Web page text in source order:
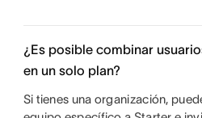
¿Es posible combinar
en un solo plan?
Si tienes una organización,